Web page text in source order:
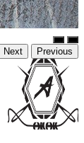
Previous
Next